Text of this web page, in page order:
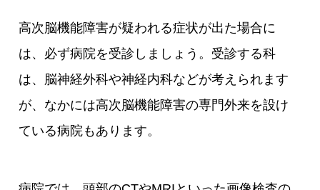
高次脳機能障害が疑われる症状が出た場合に
は、必ず病院を受診しましょう。受診する科
は、脳神経外科や神経内科などが考えられます
が、なかには高次脳機能障害の専門外来を設け
ている病院もあります。